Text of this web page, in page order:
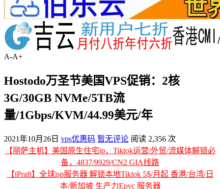
A-A+
Hostodo万圣节美国VPS促销：2核
3G/30GB NVMe/5TB流
量/1Gbps/KVM/44.99美元/年
2021年10月26日 vps优惠码 暂无评论 阅读 2,356 次
【丽萨主机】美国原生住宅ip，Tiktok运营/外贸/流媒体解锁必
备，4837/9929/CN2 GIA线路
【iPraft】全球isp服务器 解锁本地Tiktok 5$/月起 香港/台湾/日
本/新加坡 生产力Epyc 服务器